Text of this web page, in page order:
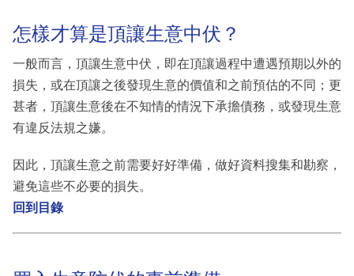
怎樣才算是頂讓生意中伏？
一般而言，頂讓生意中伏，即在頂讓過程中遭遇預期以外的
損失，或在頂讓之後發現生意的價值和之前預估的不同；更
甚者，頂讓生意後在不知情的情況下承擔債務，或發現生意
有違反法規之嫌。
因此，頂讓生意之前需要好好準備，做好資料搜集和勘察，
避免這些不必要的損失。
回到目錄